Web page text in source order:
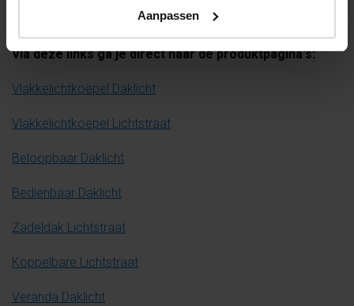
Aanpassen
Via deze links ga je direct naar de produktpagina's:
Vlakkelichtkoepel Daklicht
Vlakkelichtkoepel Lichtstraat
Beloopbaar Daklicht
Bedienbaar Daklicht
Zadeldak Lichtstraat
Koppelbare Lichtstraat
Veranda Daklicht